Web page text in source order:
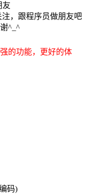
友
注，跟程序员做朋友吧
^_^
的功能，更好的体
码)